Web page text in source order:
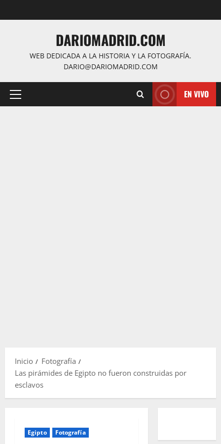
al
DARIOMADRID.COM
WEB DEDICADA A LA HISTORIA Y LA FOTOGRAFÍA.
DARIO@DARIOMADRID.COM
Menú
EN VIVO
Inicio
Fotografía
Las pirámides de Egipto no fueron construidas por
esclavos
Egipto Fotografía